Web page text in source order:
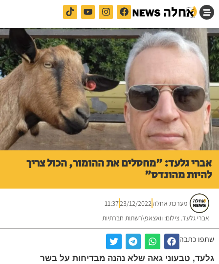
אברי גלעד: "מחסלים את ההומור, הכול צריך
להיות מהונדס"
מערכת אחלה23/12/2022
11:37
אברי גלעד. צילום: וואצאפ\רשתות חברתיות
שתפו כתבה
גלעד, טבעוני גאה שלא נהנה מבדיחות על בשר